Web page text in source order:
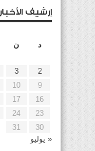
إرشيف الأخبار
د
ن
2
3
9
10
16
17
23
24
30
31
« يوليو